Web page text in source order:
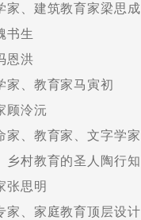
家、建筑教育家梁思成
书生
恩洪
家、教育家马寅初
顾泠沅
家、教育家、文字学家
乡村教育的圣人陶行知
张思明
家、家庭教育顶层设计